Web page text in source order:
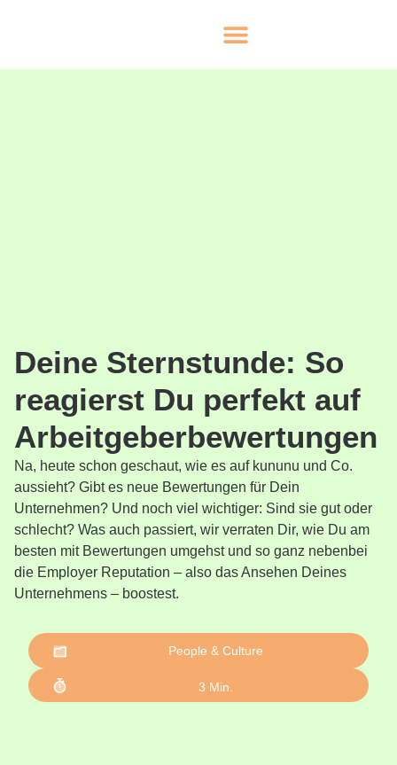
Deine Sternstunde: So
reagierst Du perfekt auf
Arbeitgeberbewertungen
Na, heute schon geschaut, wie es auf kununu und Co.
aussieht? Gibt es neue Bewertungen für Dein
Unternehmen? Und noch viel wichtiger: Sind sie gut oder
schlecht? Was auch passiert, wir verraten Dir, wie Du am
besten mit Bewertungen umgehst und so ganz nebenbei
die Employer Reputation – also das Ansehen Deines
Unternehmens – boostest.
People & Culture
3 Min.